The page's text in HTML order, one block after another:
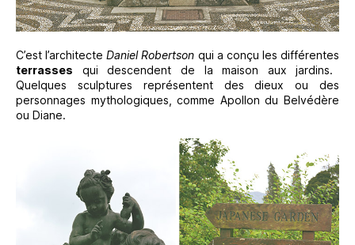
C’est l’architecteDaniel Robertson qui a conçu les différentes
terrasses qui descendent de la maison aux jardins.
Quelques sculptures représentent des dieux ou des
personnages mythologiques, comme Apollon du Belvédère
ou Diane.